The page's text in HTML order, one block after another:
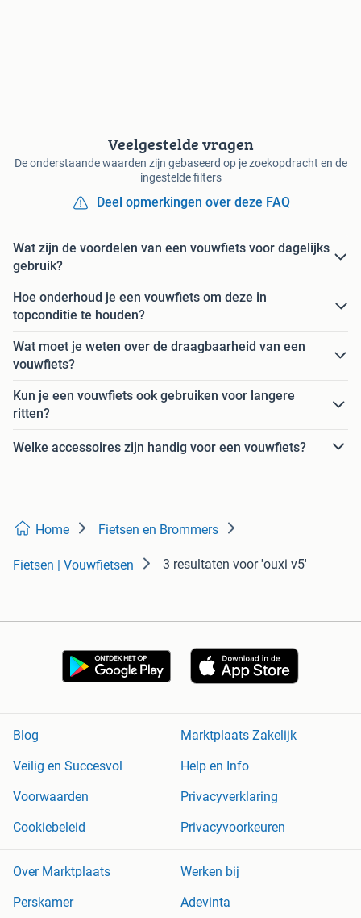
Veelgestelde vragen
De onderstaande waarden zijn gebaseerd op je zoekopdracht en de
ingestelde filters
Deel opmerkingen over deze FAQ
Wat zijn de voordelen van een vouwfiets voor dagelijks
gebruik?
Hoe onderhoud je een vouwfiets om deze in
topconditie te houden?
Wat moet je weten over de draagbaarheid van een
vouwfiets?
Kun je een vouwfiets ook gebruiken voor langere
ritten?
Welke accessoires zijn handig voor een vouwfiets?
Home Fietsen en Brommers
Fietsen | Vouwfietsen 3 resultaten voor 'ouxi v5'
Blog
Marktplaats Zakelijk
Veilig en Succesvol
Help en Info
Voorwaarden
Privacyverklaring
Cookiebeleid
Privacyvoorkeuren
Over Marktplaats
Werken bij
Perskamer
Adevinta